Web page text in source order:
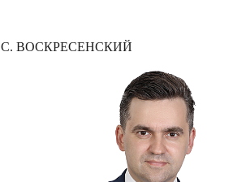
ВОСКРЕСЕНСКИЙ